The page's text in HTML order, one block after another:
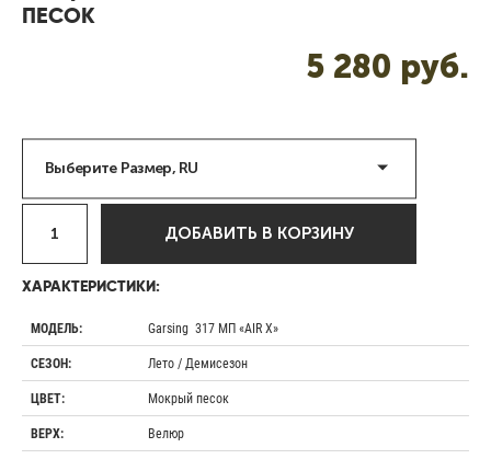
ПЕСОК
5 280 pуб.
Выберите Размер, RU
ДОБАВИТЬ В КОРЗИНУ
ХАРАКТЕРИСТИКИ:
МОДЕЛЬ: Garsing 317 МП «AIR X»
СЕЗОН: Лето / Демисезон
ЦВЕТ: Мокрый песок
ВЕРХ: Велюр